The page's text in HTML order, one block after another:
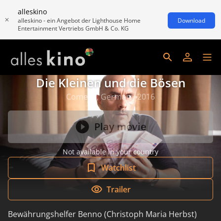
alleskino
alleskino - ein Angebot der Lighthouse Home
Entertainment Vertriebs GmbH & Co. KG
Download
Die Kleinen und die Bösen
Comedy, Germany 2016
Play movie
Not available in your country
Watchlist
Trailer
Bewährungshelfer Benno (Christoph Maria Herbst)